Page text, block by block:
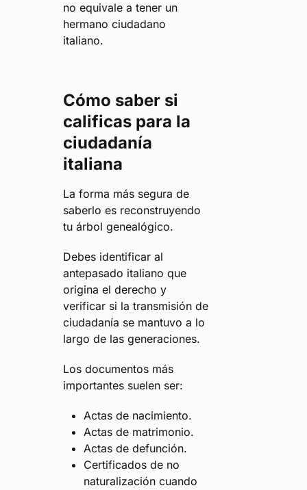
no equivale a tener un
hermano ciudadano
italiano.
Cómo saber si
calificas para la
ciudadanía
italiana
La forma más segura de
saberlo es reconstruyendo
tu árbol genealógico.
Debes identificar al
antepasado italiano que
origina el derecho y
verificar si la transmisión de
ciudadanía se mantuvo a lo
largo de las generaciones.
Los documentos más
importantes suelen ser:
Actas de nacimiento.
Actas de matrimonio.
Actas de defunción.
Certificados de no
naturalización cuando